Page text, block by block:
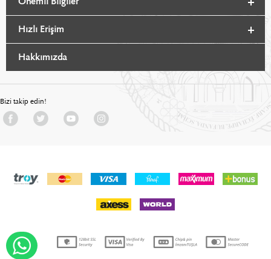
Hızlı Erişim
Hakkımızda
Bizi takip edin!
WHATSAPP DESTEK